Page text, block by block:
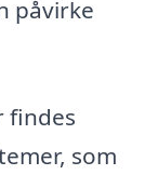
påvirke
findes
som